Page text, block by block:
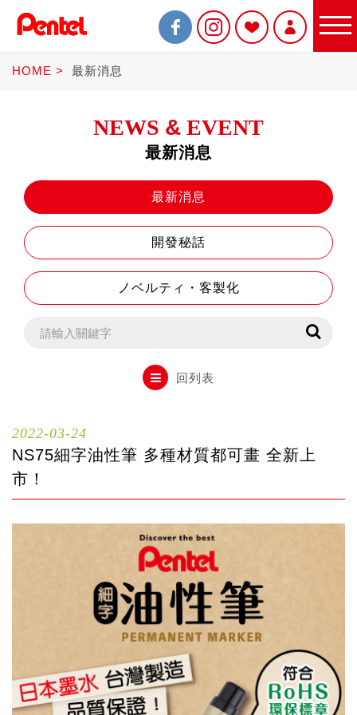
限定商品
書寫筆
Sterling
水性筆
油性筆
修正系列
畫材
HOME 最新消息
NEWS & EVENT
最新消息
最新消息
開發秘話
ノベルティ・客製化
回列表
2022-03-24
NS75細字油性筆 多種材質都可畫 全新上
市！